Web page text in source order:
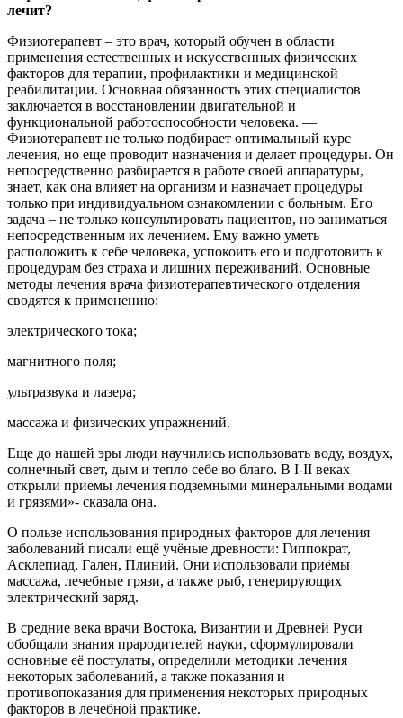
лечит?
Физиотерапевт – это врач, который обучен в области
применения естественных и искусственных физических
факторов для терапии, профилактики и медицинской
реабилитации. Основная обязанность этих специалистов
заключается в восстановлении двигательной и
функциональной работоспособности человека. —
Физиотерапевт не только подбирает оптимальный курс
лечения, но еще проводит назначения и делает процедуры. Он
непосредственно разбирается в работе своей аппаратуры,
знает, как она влияет на организм и назначает процедуры
только при индивидуальном ознакомлении с больным. Его
задача – не только консультировать пациентов, но заниматься
непосредственным их лечением. Ему важно уметь
расположить к себе человека, успокоить его и подготовить к
процедурам без страха и лишних переживаний. Основные
методы лечения врача физиотерапевтического отделения
сводятся к применению:
электрического тока;
магнитного поля;
ультразвука и лазера;
массажа и физических упражнений.
Еще до нашей эры люди научились использовать воду, воздух,
солнечный свет, дым и тепло себе во благо. В I-II веках
открыли приемы лечения подземными минеральными водами
и грязями»- сказала она.
О пользе использования природных факторов для лечения
заболеваний писали ещё учёные древности: Гиппократ,
Асклепиад, Гален, Плиний. Они использовали приёмы
массажа, лечебные грязи, а также рыб, генерирующих
электрический заряд.
В средние века врачи Востока, Византии и Древней Руси
обобщали знания прародителей науки, сформулировали
основные её постулаты, определили методики лечения
некоторых заболеваний, а также показания и
противопоказания для применения некоторых природных
факторов в лечебной практике.